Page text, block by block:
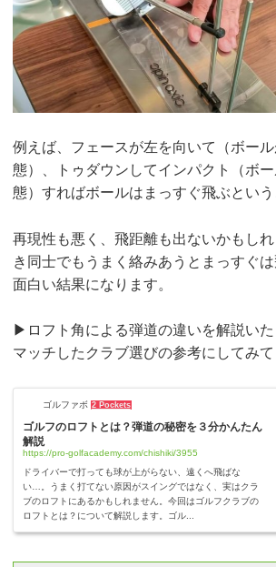
例えば、フェースが左を向いて（ボー
態）、トゥダウンしてインパクト（ボ
態）すればボールはまっすぐ飛ぶという
再現性も悪く、飛距離も出ないかもし
き同士でもうまく絡みあうとまっすぐ
面白い結果になります。
▶︎ロフト角による弾道の違いを解説い
マッチしたクラブ選びの参考にしてみて
ゴルファボ 2 Pockets
ゴルフのロフトとは？弾道の秘密を３分かんたん
解説
https://pro-golfacademy.com/chishiki/3955
ドライバーで打っても球が上がらない、遠くへ飛ばな
い…。うまく打てない原因がスイングではなく、実はクラ
ブのロフトにあるかもしれません。今回はゴルフクラブの
ロフトとは？について解説します。ゴル...